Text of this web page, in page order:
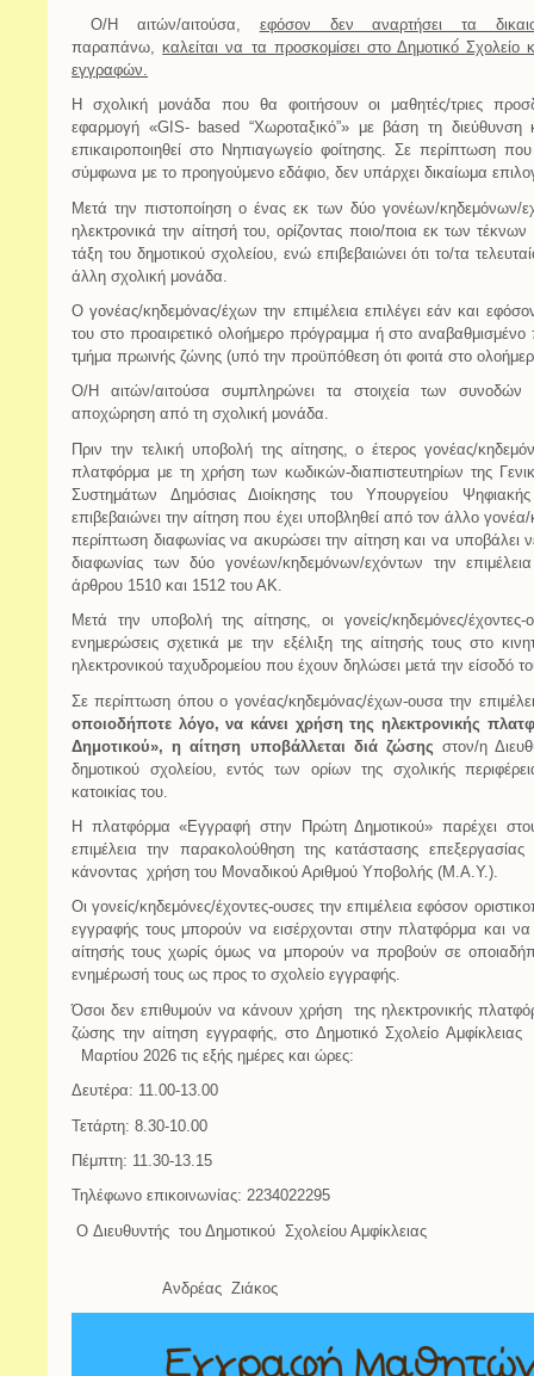
Ο/Η αιτών/αιτούσα, εφόσον δεν αναρτήσει τα
παραπάνω, καλείται να τα προσκομίσει στο Δημοτικό́ Σχολείο
εγγραφών.
Η σχολική μονάδα που θα φοιτήσουν οι μαθητές/τριες
εφαρμογή «GIS- based “Χωροταξικό”» με βάση τη διεύθυνση
επικαιροποιηθεί στο Νηπιαγωγείο φοίτησης. Σε περίπτωση
σύμφωνα με το προηγούμενο εδάφιο, δεν υπάρχει δικαίωμα
Μετά την πιστοποίηση ο ένας εκ των δύο γονέων/κηδεμόνων/
ηλεκτρονικά την αίτησή του, ορίζοντας ποιο/ποια εκ των
τάξη του δημοτικού σχολείου, ενώ επιβεβαιώνει ότι το/τα
άλλη σχολική μονάδα.
Ο γονέας/κηδεμόνας/έχων την επιμέλεια επιλέγει εάν και
του στο προαιρετικό ολοήμερο πρόγραμμα ή στο
τμήμα πρωινής ζώνης (υπό την προϋπόθεση ότι φοιτά στο
Ο/Η αιτών/αιτούσα συμπληρώνει τα στοιχεία των συνοδών
αποχώρηση από τη σχολική μονάδα.
Πριν την τελική υποβολή της αίτησης, ο έτερος γονέας/
πλατφόρμα με τη χρήση των κωδικών-διαπιστευτηρίων της
Συστημάτων Δημόσιας Διοίκησης του Υπουργείου
επιβεβαιώνει την αίτηση που έχει υποβληθεί από τον άλλο
περίπτωση διαφωνίας να ακυρώσει την αίτηση και να υποβάλει
διαφωνίας των δύο γονέων/κηδεμόνων/εχόντων την επιμέλεια
άρθρου 1510 και 1512 του ΑΚ.
Μετά την υποβολή της αίτησης, οι γονείς/κηδεμόνες/
ενημερώσεις σχετικά με την εξέλιξη της αίτησής τους στο
ηλεκτρονικού ταχυδρομείου που έχουν δηλώσει μετά την είσοδό
Σε περίπτωση όπου ο γονέας/κηδεμόνας/έχων-ουσα την
οποιοδήποτε λόγο, να κάνει χρήση της ηλεκτρονικής
Δημοτικού», η αίτηση υποβάλλεται διά ζώσης στον/η
δημοτικού σχολείου, εντός των ορίων της σχολικής
κατοικίας του.
Η πλατφόρμα «Εγγραφή στην Πρώτη Δημοτικού» παρέχει
επιμέλεια την παρακολούθηση της κατάστασης επεξεργασίας
κάνοντας χρήση του Μοναδικού Αριθμού Υποβολής (Μ.Α.Υ.).
Οι γονείς/κηδεμόνες/έχοντες-ουσες την επιμέλεια εφόσον
εγγραφής τους μπορούν να εισέρχονται στην πλατφόρμα και
αίτησής τους χωρίς όμως να μπορούν να προβούν σε
ενημέρωσή τους ως προς το σχολείο εγγραφής.
Όσοι δεν επιθυμούν να κάνουν χρήση της ηλεκτρονικής
ζώσης την αίτηση εγγραφής, στο Δημοτικό Σχολείο
Μαρτίου 2026 τις εξής ημέρες και ώρες:
Δευτέρα: 11.00-13.00
Τετάρτη: 8.30-10.00
Πέμπτη: 11.30-13.15
Τηλέφωνο επικοινωνίας: 2234022295
O Διευθυντής του Δημοτικού
Ανδρέας Ζιάκος